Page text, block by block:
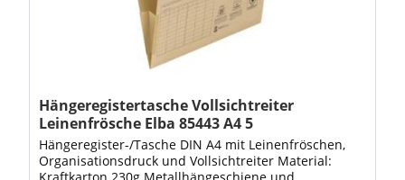
Hängeregistertasche Vollsichtreiter
Leinenfrösche Elba 85443 A4 5
Hängeregister-/Tasche DIN A4 mit Leinenfröschen,
Organisationsdruck und Vollsichtreiter Material: